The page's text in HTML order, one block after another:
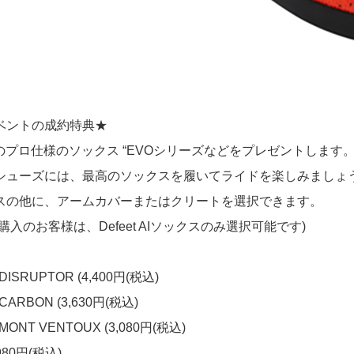
ントの成約特典★
プロ仕様のソックス “EVOシリーズなどをプレゼントします
ューズには、最高のソックスを履いてライドを楽しみましょ
の他に、アームカバーまたはクリートを選択できます。
入のお客様は、Defeet AIソックスのみ選択可能です)
(4,400円(税込)
(3,630円(税込)
VENTOUX (3,080円(税込)